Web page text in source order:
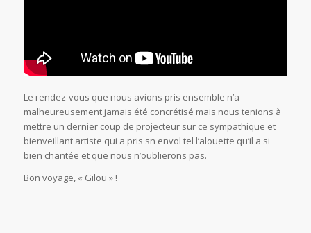
Le rendez-vous que nous avions pris ensemble n’a
malheureusement jamais été concrétisé mais nous tenions à
mettre un dernier coup de projecteur sur ce sympathique et
bienveillant artiste qui a pris sn envol tel l’alouette qu’il a si
bien chantée et que nous n’oublierons pas.
Bon voyage, « Gilou » !